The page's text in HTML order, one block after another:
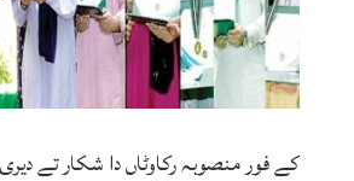
کے فور منصوبہ رکاوٹاں دا شکار تے